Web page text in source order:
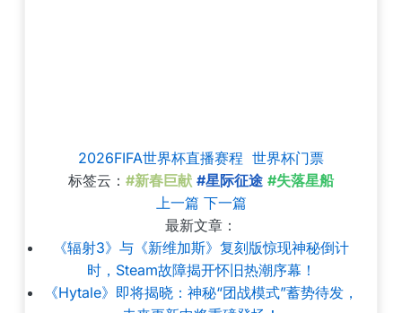
2026FIFA世界杯直播赛程 世界杯门票
标签云： #新春巨献 #星际征途 #失落星船
上一篇 下一篇
最新文章：
《辐射3》与《新维加斯》复刻版惊现神秘倒计
时，Steam故障揭开怀旧热潮序幕！
《Hytale》即将揭晓：神秘“团战模式”蓄势待发，